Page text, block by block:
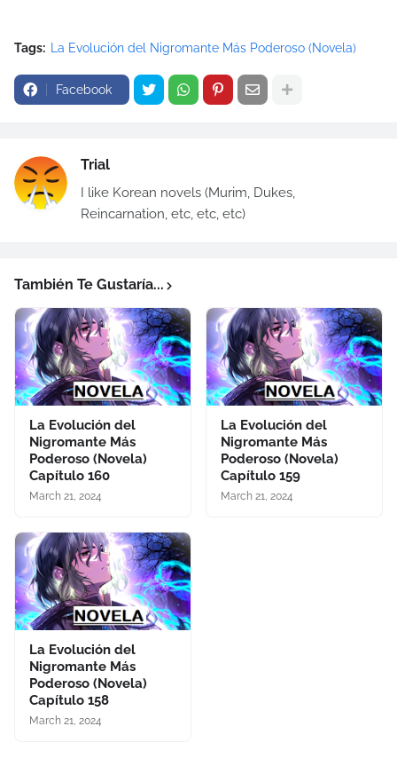
Tags: La Evolución del Nigromante Más Poderoso (Novela)
Facebook
Trial
I like Korean novels (Murim, Dukes,
Reincarnation, etc, etc, etc)
También Te Gustaría...
La Evolución del
Nigromante Más
Poderoso (Novela)
Capítulo 160
March 21, 2024
La Evolución del
Nigromante Más
Poderoso (Novela)
Capítulo 159
March 21, 2024
La Evolución del
Nigromante Más
Poderoso (Novela)
Capítulo 158
March 21, 2024